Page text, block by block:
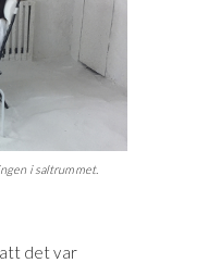
i saltrummet.
det var